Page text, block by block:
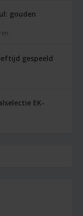
gouden
gespeeld
EK-